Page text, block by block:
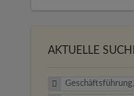
AKTUELLE